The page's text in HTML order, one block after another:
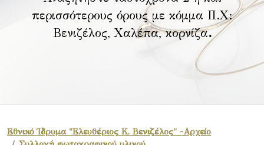
περισσότερους όρους με κόμμα Π.Χ:
Βενιζέλος, Χαλέπα, κορνίζα.
Εθνικό Ίδρυμα "Ελευθέριος Κ. Βενιζέλος" -Αρχείο